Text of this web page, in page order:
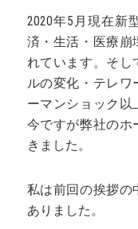
2020年5月現在新
済・生活・医療崩
れています。そし
ルの変化・テレワ
ーマンショック以
今ですが弊社のホ
きました。
私は前回の挨拶の
ありました。